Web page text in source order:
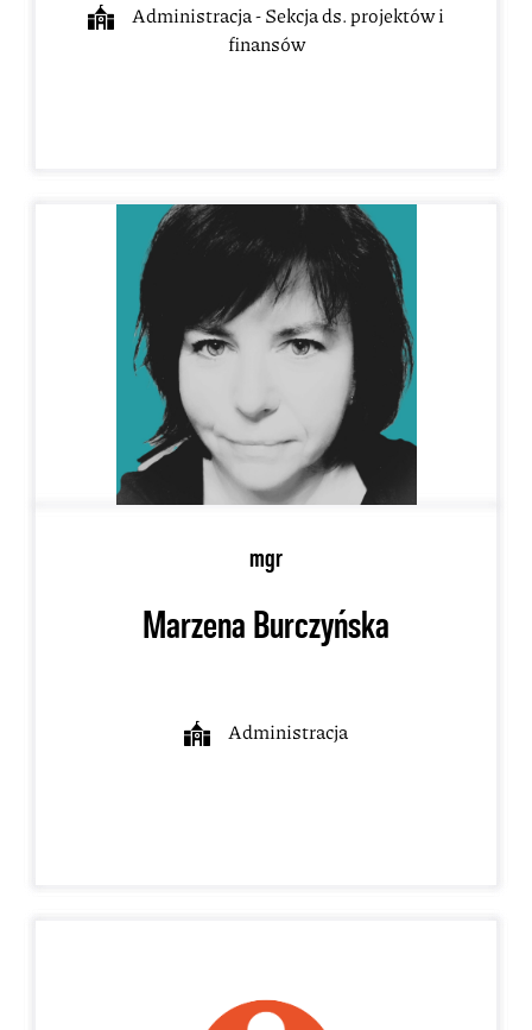
Administracja - Sekcja ds. projektów i
finansów
mgr
Marzena Burczyńska
Administracja